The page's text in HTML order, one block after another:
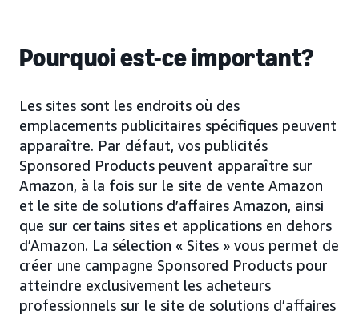
Pourquoi est-ce important?
Les sites sont les endroits où des
emplacements publicitaires spécifiques peuvent
apparaître. Par défaut, vos publicités
Sponsored Products peuvent apparaître sur
Amazon, à la fois sur le site de vente Amazon
et le site de solutions d’affaires Amazon, ainsi
que sur certains sites et applications en dehors
d’Amazon. La sélection « Sites » vous permet de
créer une campagne Sponsored Products pour
atteindre exclusivement les acheteurs
professionnels sur le site de solutions d’affaires